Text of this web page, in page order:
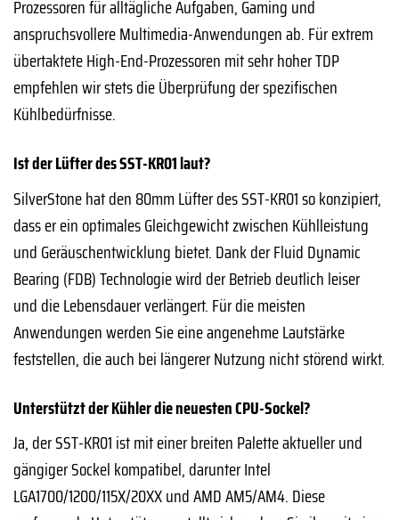
Prozessoren für alltägliche Aufgaben, Gaming und
anspruchsvollere Multimedia-Anwendungen ab. Für extrem
übertaktete High-End-Prozessoren mit sehr hoher TDP
empfehlen wir stets die Überprüfung der spezifischen
Kühlbedürfnisse.
Ist der Lüfter des SST-KR01 laut?
SilverStone hat den 80mm Lüfter des SST-KR01 so konzipiert,
dass er ein optimales Gleichgewicht zwischen Kühlleistung
und Geräuschentwicklung bietet. Dank der Fluid Dynamic
Bearing (FDB) Technologie wird der Betrieb deutlich leiser
und die Lebensdauer verlängert. Für die meisten
Anwendungen werden Sie eine angenehme Lautstärke
feststellen, die auch bei längerer Nutzung nicht störend wirkt.
Unterstützt der Kühler die neuesten CPU-Sockel?
Ja, der SST-KR01 ist mit einer breiten Palette aktueller und
gängiger Sockel kompatibel, darunter Intel
LGA1700/1200/115X/20XX und AMD AM5/AM4. Diese